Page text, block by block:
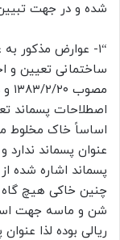
شده و در جهت
“۱- عوارض مذکور
ساختمانی تعیین و
اصطلاحات پسماند
اساساً خاک مخلوط
عنوان پسماند
پسماند اشاره شده
چنین خاکی هیچ
شن و ماسه جهت
ریالی بوده لذا